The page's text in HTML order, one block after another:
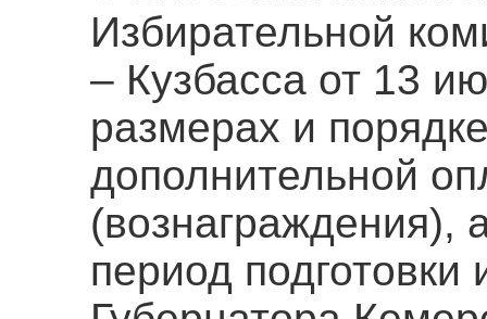
Избирательной
– Кузбасса от 13
размерах и
дополнительной
(вознаграждения),
период